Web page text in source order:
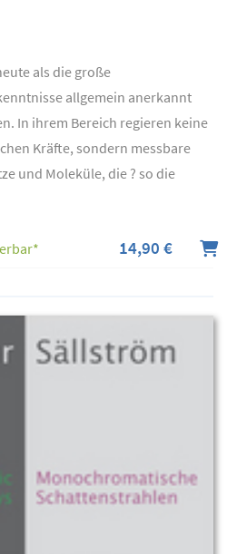
als die große
allgemein anerkannt
In ihrem Bereich regieren keine
Kräfte, sondern messbare
und Moleküle, die ? so die
14,90 €